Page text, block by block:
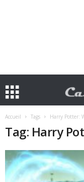
Accueil Tags Harry Potter:
Tag: Harry